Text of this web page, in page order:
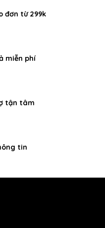
đơn từ 299k
miễn phí
tận tâm
tin